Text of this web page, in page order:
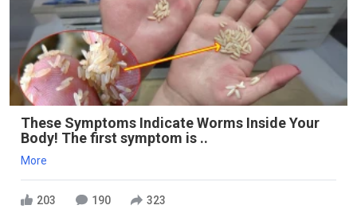
These Symptoms Indicate Worms Inside Your
Body! The first symptom is ..
More
203 190 323